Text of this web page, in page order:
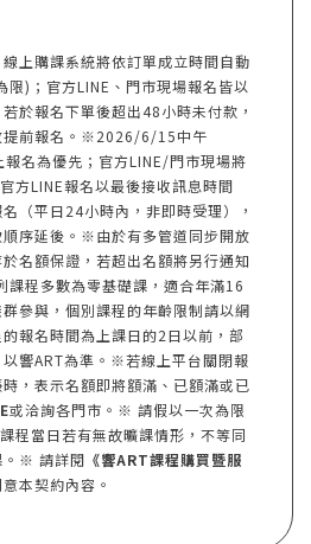
上購課系統將依訂單成立時間自動
限)；官方LINE、門市現場報名皆以
若於報名下單後超出48小時未付款，
提前報名。※2026/6/15中午
名為優先；官方LINE/門市現場將
方LINE報名以最後接收訊息時間
名（平日24小時內，非即時受理），
序延後。※由於有多管道同步開放
名額保證，若超出名額將另行通知
程多數為零基礎課，適合年滿16
參與，個別課程的年齡限制請以網
報名時間為上課日的2日以前，部
響ART為準。※若線上平台關閉報
，表示名額即將額滿、已額滿或已
或洽詢各門市。※ 請假以一次為限
程當日若有無故曠課情形，不等同
。※ 請詳閱 《響ART課程購買暨服
本契約內容。